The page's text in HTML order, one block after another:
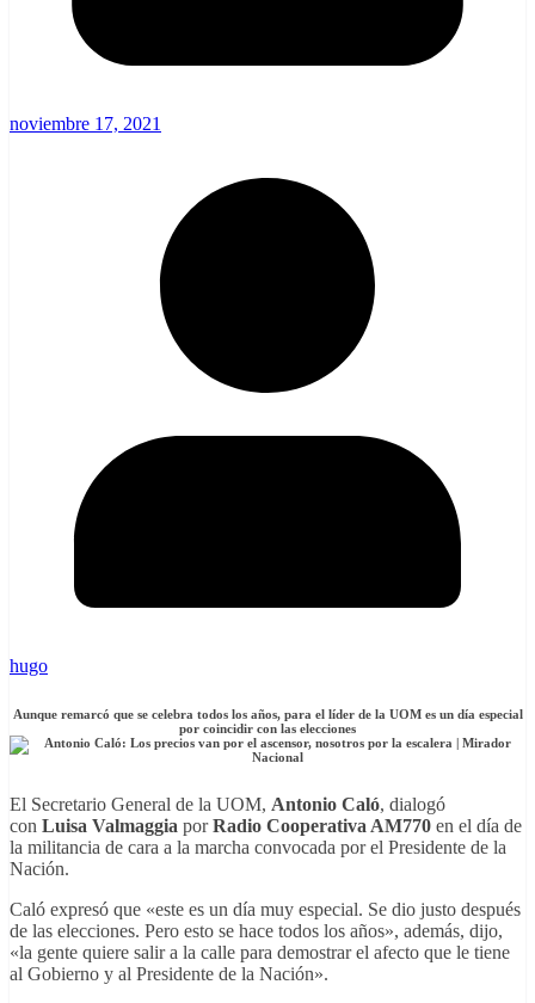
noviembre 17, 2021
hugo
Aunque remarcó que se celebra todos los años, para el líder de la UOM es un día especial
por coincidir con las elecciones
El Secretario General de la UOM, Antonio Caló, dialogó
con Luisa Valmaggia porRadio Cooperativa AM770 en el día de
la militancia de cara a la marcha convocada por el Presidente de la
Nación.
Caló expresó que «este es un día muy especial. Se dio justo después
de las elecciones. Pero esto se hace todos los años», además, dijo,
«la gente quiere salir a la calle para demostrar el afecto que le tiene
al Gobierno y al Presidente de la Nación».